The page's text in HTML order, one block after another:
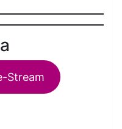
Stream